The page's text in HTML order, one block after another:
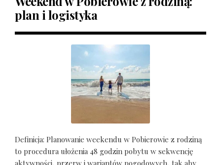
plan i logistyka
Definicja: Planowanie weekendu w Pobierowie z rodziną
to procedura ułożenia 48 godzin pobytu w sekwencję
aktywności, przerw i wariantów pogodowych, tak aby